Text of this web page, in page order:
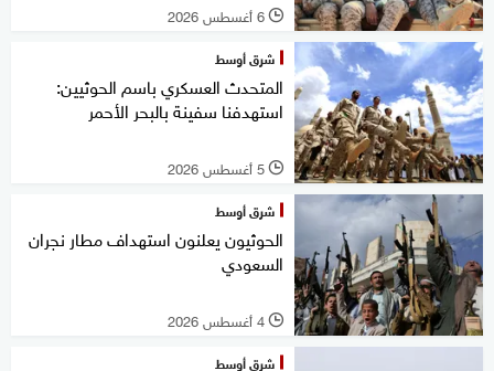
l 6 أغسطس 2026
شرق أوسط
المتحدث العسكري باسم الحوثيين:
استهدفنا سفينة بالبحر الأحمر
l 5 أغسطس 2026
شرق أوسط
الحوثيون يعلنون استهداف مطار نجران
السعودي
l 4 أغسطس 2026
شرق أوسط